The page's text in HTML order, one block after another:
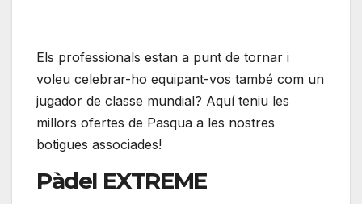
Els professionals estan a punt de tornar i
voleu celebrar-ho equipant-vos també com un
jugador de classe mundial? Aquí teniu les
millors ofertes de Pasqua a les nostres
botigues associades!
Pàdel EXTREME